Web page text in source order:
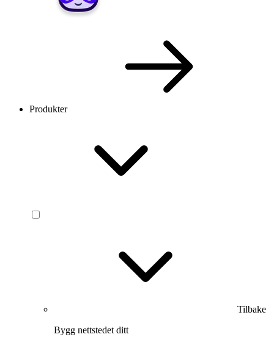
Produkter
Tilbake
Bygg nettstedet ditt